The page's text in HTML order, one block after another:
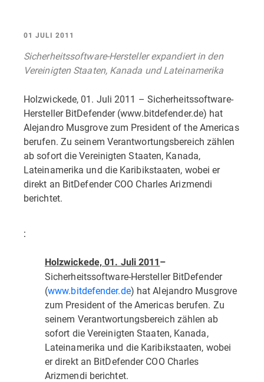
01 JULI 2011
Sicherheitssoftware-Hersteller expandiert in den
Vereinigten Staaten, Kanada und Lateinamerika
Holzwickede, 01. Juli 2011 – Sicherheitssoftware-
Hersteller BitDefender (www.bitdefender.de) hat
Alejandro Musgrove zum President of the Americas
berufen. Zu seinem Verantwortungsbereich zählen
ab sofort die Vereinigten Staaten, Kanada,
Lateinamerika und die Karibikstaaten, wobei er
direkt an BitDefender COO Charles Arizmendi
berichtet.
:
Holzwickede, 01. Juli 2011–
Sicherheitssoftware-Hersteller BitDefender
(www.bitdefender.de) hat Alejandro Musgrove
zum President of the Americas berufen. Zu
seinem Verantwortungsbereich zählen ab
sofort die Vereinigten Staaten, Kanada,
Lateinamerika und die Karibikstaaten, wobei
er direkt an BitDefender COO Charles
Arizmendi berichtet.